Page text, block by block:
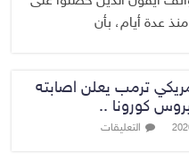
ترمب يعلن اصابته
كورونا ..
التعليقات